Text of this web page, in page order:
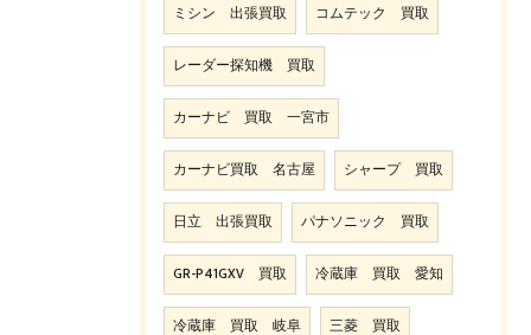
ミシン 出張買取 コムテック 買取
レーダー探知機 買取
カーナビ 買取 一宮市
カーナビ買取 名古屋 シャープ 買取
日立 出張買取 パナソニック 買取
GR-P41GXV 買取 冷蔵庫 買取 愛知
冷蔵庫 買取 岐阜 三菱 買取